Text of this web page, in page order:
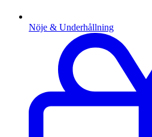
Nöje & Underhållning